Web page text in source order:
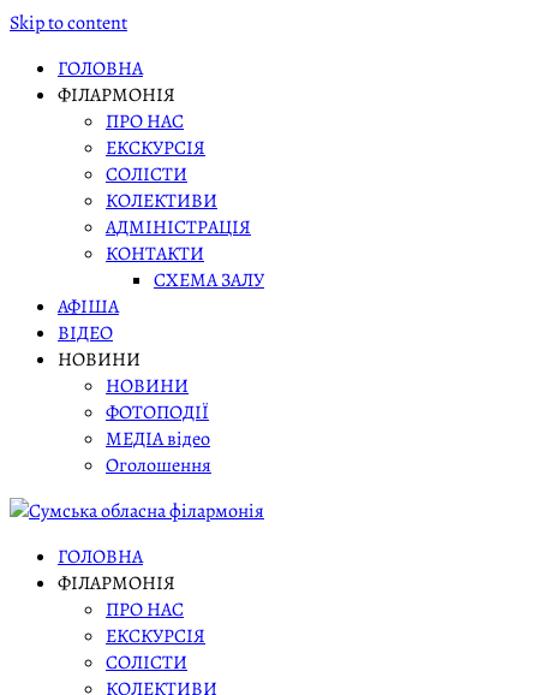
Skip to content
ГОЛОВНА
ФІЛАРМОНІЯ
ПРО НАС
ЕКСКУРСІЯ
СОЛІСТИ
КОЛЕКТИВИ
АДМІНІСТРАЦІЯ
КОНТАКТИ
СХЕМА ЗАЛУ
АФІША
ВІДЕО
НОВИНИ
НОВИНИ
ФОТОПОДІЇ
МЕДІА відео
Оголошення
ГОЛОВНА
ФІЛАРМОНІЯ
ПРО НАС
ЕКСКУРСІЯ
СОЛІСТИ
КОЛЕКТИВИ